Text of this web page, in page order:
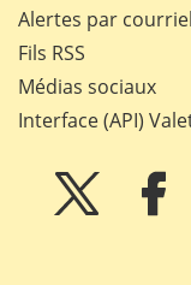
Alertes par courriel
Fils RSS
Médias sociaux
Interface (API)